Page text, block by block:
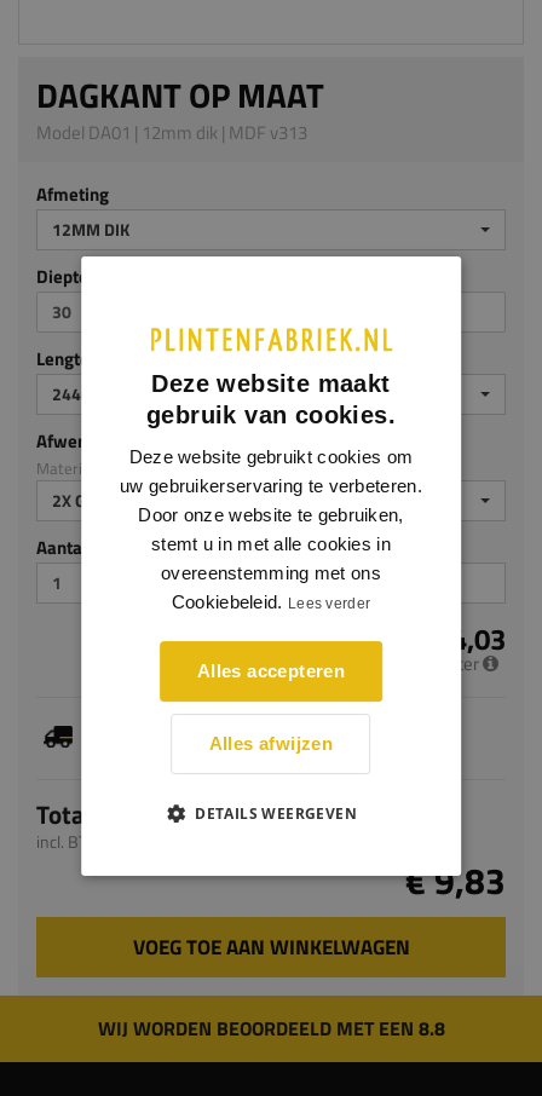
DAGKANT OP MAAT
Model DA01 | 12mm dik | MDF v313
Afmeting
12MM DIK
Diepte in millimeters
Lengte in millimeters
2440 MM
Afwerking
Materiaal: MDF v313
2X GEGROND
Aantal stuks
€ 4,03
per meter
levertijd bedraagt 9-11 werkdagen
Totaal
incl. BTW
€ 9,83
VOEG TOE AAN WINKELWAGEN
WIJ WORDEN BEOORDEELD MET EEN 8.8
Deze website maakt
gebruik van cookies.
Deze website gebruikt cookies om
uw gebruikerservaring te verbeteren.
Door onze website te gebruiken,
stemt u in met alle cookies in
overeenstemming met ons
Cookiebeleid. Lees verder
Alles accepteren
Alles afwijzen
DETAILS WEERGEVEN